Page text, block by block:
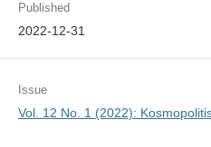
Published
2022-12-31
Issue
Vol. 12 No. 1 (2022):